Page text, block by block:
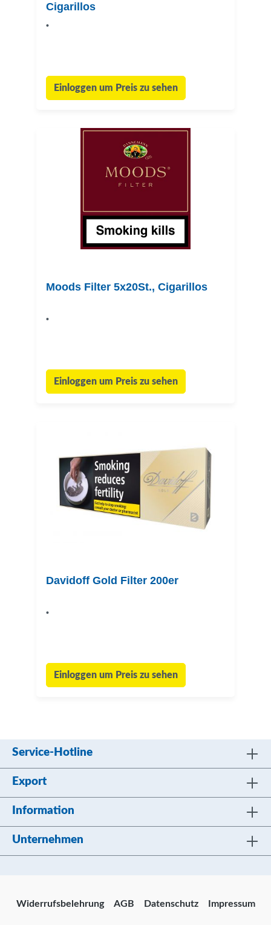
Cigarillos
•
Einloggen um Preis zu sehen
Moods Filter 5x20St., Cigarillos
•
Einloggen um Preis zu sehen
Davidoff Gold Filter 200er
•
Einloggen um Preis zu sehen
Service-Hotline
Export
Information
Unternehmen
Widerrufsbelehrung AGB Datenschutz Impressum